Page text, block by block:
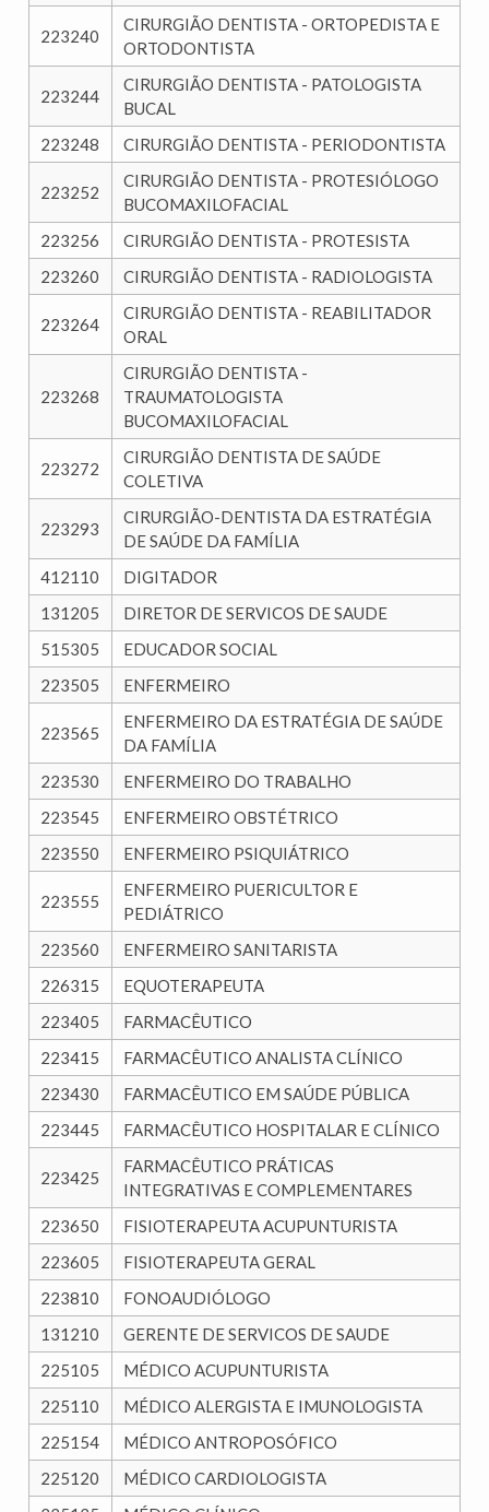
223240
CIRURGIÃO DENTISTA - ORTOPEDISTA E
ORTODONTISTA
223244
CIRURGIÃO DENTISTA - PATOLOGISTA
BUCAL
223248
CIRURGIÃO DENTISTA - PERIODONTISTA
223252
CIRURGIÃO DENTISTA - PROTESIÓLOGO
BUCOMAXILOFACIAL
223256
CIRURGIÃO DENTISTA - PROTESISTA
223260
CIRURGIÃO DENTISTA - RADIOLOGISTA
223264
CIRURGIÃO DENTISTA - REABILITADOR
ORAL
223268
CIRURGIÃO DENTISTA -
TRAUMATOLOGISTA
BUCOMAXILOFACIAL
223272
CIRURGIÃO DENTISTA DE SAÚDE
COLETIVA
223293
CIRURGIÃO-DENTISTA DA ESTRATÉGIA
DE SAÚDE DA FAMÍLIA
412110
DIGITADOR
131205
DIRETOR DE SERVICOS DE SAUDE
515305
EDUCADOR SOCIAL
223505
ENFERMEIRO
223565
ENFERMEIRO DA ESTRATÉGIA DE SAÚDE
DA FAMÍLIA
223530
ENFERMEIRO DO TRABALHO
223545
ENFERMEIRO OBSTÉTRICO
223550
ENFERMEIRO PSIQUIÁTRICO
223555
ENFERMEIRO PUERICULTOR E
PEDIÁTRICO
223560
ENFERMEIRO SANITARISTA
226315
EQUOTERAPEUTA
223405
FARMACÊUTICO
223415
FARMACÊUTICO ANALISTA CLÍNICO
223430
FARMACÊUTICO EM SAÚDE PÚBLICA
223445
FARMACÊUTICO HOSPITALAR E CLÍNICO
223425
FARMACÊUTICO PRÁTICAS
INTEGRATIVAS E COMPLEMENTARES
223650
FISIOTERAPEUTA ACUPUNTURISTA
223605
FISIOTERAPEUTA GERAL
223810
FONOAUDIÓLOGO
131210
GERENTE DE SERVICOS DE SAUDE
225105
MÉDICO ACUPUNTURISTA
225110
MÉDICO ALERGISTA E IMUNOLOGISTA
225154
MÉDICO ANTROPOSÓFICO
225120
MÉDICO CARDIOLOGISTA